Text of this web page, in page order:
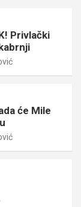
Privlački
će Mile